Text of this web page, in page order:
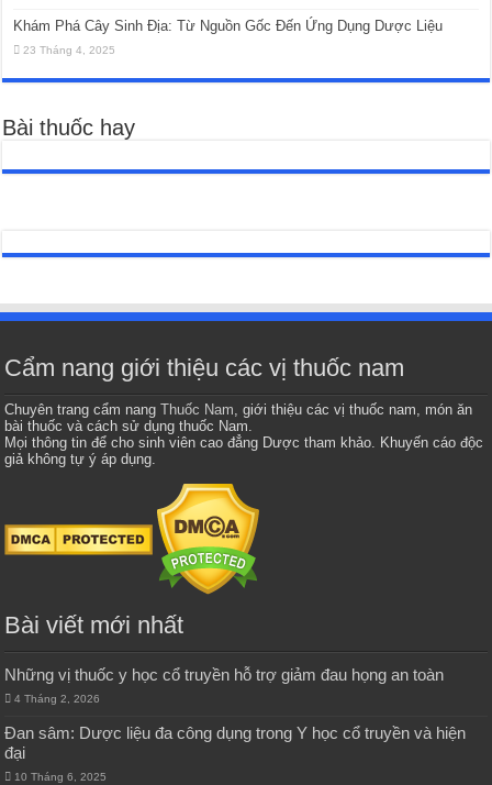
Khám Phá Cây Sinh Địa: Từ Nguồn Gốc Đến Ứng Dụng Dược Liệu
23 Tháng 4, 2025
Bài thuốc hay
Cẩm nang giới thiệu các vị thuốc nam
Chuyên trang cẩm nangThuốc Nam, giới thiệu các vị thuốc nam, món ăn
bài thuốc và cách sử dụng thuốc Nam.
Mọi thông tin để cho sinh viên cao đẳng Dược tham khảo. Khuyến cáo độc
giả không tự ý áp dụng.
Bài viết mới nhất
Những vị thuốc y học cổ truyền hỗ trợ giảm đau họng an toàn
4 Tháng 2, 2026
Đan sâm: Dược liệu đa công dụng trong Y học cổ truyền và hiện
đại
10 Tháng 6, 2025